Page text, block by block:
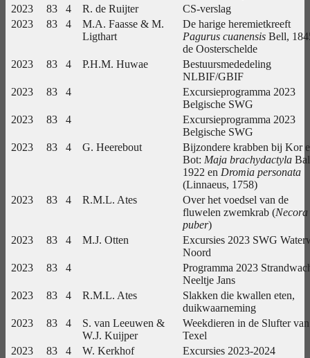
2023
83 4 R. de Ruijter
CS-verslag
2023
83 4
M.A. Faasse & M.
Ligthart
De harige heremietkreeft
Pagurus cuanensis Bell,
de Oosterschelde
2023
83 4 P.H.M. Huwae
Bestuursmededeling
NLBIF/GBIF
2023
83 4
Excursieprogramma 2023
Belgische SWG
2023
83 4
Excursieprogramma 2023
Belgische SWG
2023
83 4 G. Heerebout
Bijzondere krabben bij Kor
Bot: Maja brachydactyla
1922 en Dromia personata
(Linnaeus, 1758)
2023
83 4 R.M.L. Ates
Over het voedsel van de
fluwelen zwemkrab (Necora
puber)
2023
83 4 M.J. Otten
Excursies 2023 SWG
Noord
2023
83 4
Programma 2023
Neeltje Jans
2023
83 4 R.M.L. Ates
Slakken die kwallen eten,
duikwaarneming
2023
83 4
S. van Leeuwen &
W.J. Kuijper
Weekdieren in de Slufter van
Texel
2023
83 4 W. Kerkhof
Excursies 2023-2024